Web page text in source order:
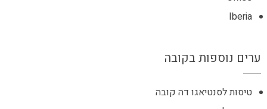
Iberia
ערים נוספות בקובה
טיסות לסנטיאגו דה קובה